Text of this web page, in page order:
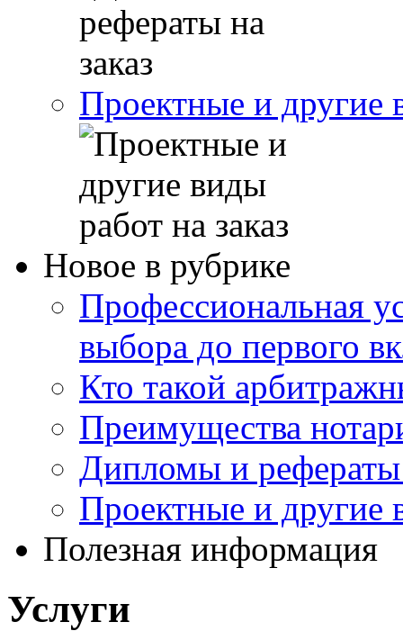
Проектные и другие
Новое в рубрике
Профессиональная
выбора до первого
Кто такой
Преимущества
Дипломы и рефераты
Проектные и другие
Полезная информация
Услуги